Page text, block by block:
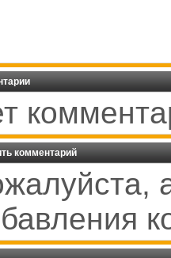
комментарий